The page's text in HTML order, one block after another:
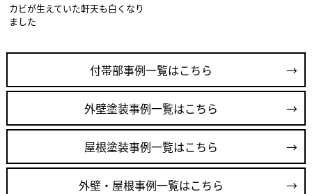
カビが生えていた軒天も白くなり
ました
付帯部事例一覧はこちら
外壁塗装事例一覧はこちら
屋根塗装事例一覧はこちら
外壁・屋根事例一覧はこちら